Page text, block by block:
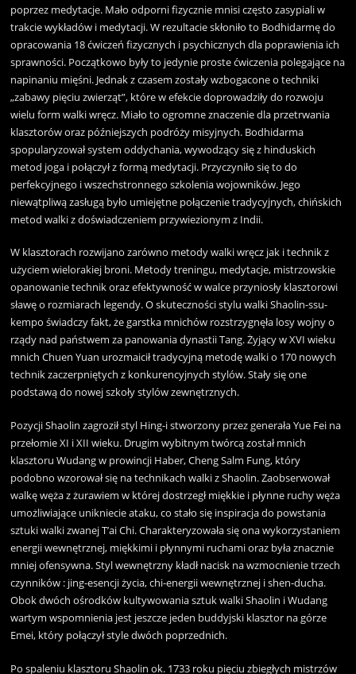
poprzez medytacje. Mało odporni fizycznie mnisi często zasypiali w
trakcie wykładów i medytacji. W rezultacie skłoniło to Bodhidarmę do
opracowania 18 ćwiczeń fizycznych i psychicznych dla poprawienia ich
sprawności. Początkowo były to jedynie proste ćwiczenia polegające na
napinaniu mięśni. Jednak z czasem zostały wzbogacone o techniki
„zabawy pięciu zwierząt”, które w efekcie doprowadziły do rozwoju
wielu form walki wręcz. Miało to ogromne znaczenie dla przetrwania
klasztorów oraz późniejszych podróży misyjnych. Bodhidarma
spopularyzował system oddychania, wywodzący się z hinduskich
metod joga i połączył z formą medytacji. Przyczyniło się to do
perfekcyjnego i wszechstronnego szkolenia wojowników. Jego
niewątpliwą zasługą było umiejętne połączenie tradycyjnych, chińskich
metod walki z doświadczeniem przywiezionym z Indii.
W klasztorach rozwijano zarówno metody walki wręcz jak i technik z
użyciem wielorakiej broni. Metody treningu, medytacje, mistrzowskie
opanowanie technik oraz efektywność w walce przyniosły klasztorowi
sławę o rozmiarach legendy. O skuteczności stylu walki Shaolin-ssu-
kempo świadczy fakt, że garstka mnichów rozstrzygnęła losy wojny o
rządy nad państwem za panowania dynastii Tang. Żyjący w XVI wieku
mnich Chuen Yuan urozmaicił tradycyjną metodę walki o 170 nowych
technik zaczerpniętych z konkurencyjnych stylów. Stały się one
podstawą do nowej szkoły stylów zewnętrznych.
Pozycji Shaolin zagroził styl Hing-i stworzony przez generała Yue Fei na
przełomie XI i XII wieku. Drugim wybitnym twórcą został mnich
klasztoru Wudang w prowincji Haber, Cheng Salm Fung, który
podobno wzorował się na technikach walki z Shaolin. Zaobserwował
walkę węża z żurawiem w której dostrzegł miękkie i płynne ruchy węża
umożliwiające unikniecie ataku, co stało się inspiracja do powstania
sztuki walki zwanej T’ai Chi. Charakteryzowała się ona wykorzystaniem
energii wewnętrznej, miękkimi i płynnymi ruchami oraz była znacznie
mniej ofensywna. Styl wewnętrzny kładł nacisk na wzmocnienie trzech
czynników : jing-esencji życia, chi-energii wewnętrznej i shen-ducha.
Obok dwóch ośrodków kultywowania sztuk walki Shaolin i Wudang
wartym wspomnienia jest jeszcze jeden buddyjski klasztor na górze
Emei, który połączył style dwóch poprzednich.
Po spaleniu klasztoru Shaolin ok. 1733 roku pięciu zbiegłych mistrzów